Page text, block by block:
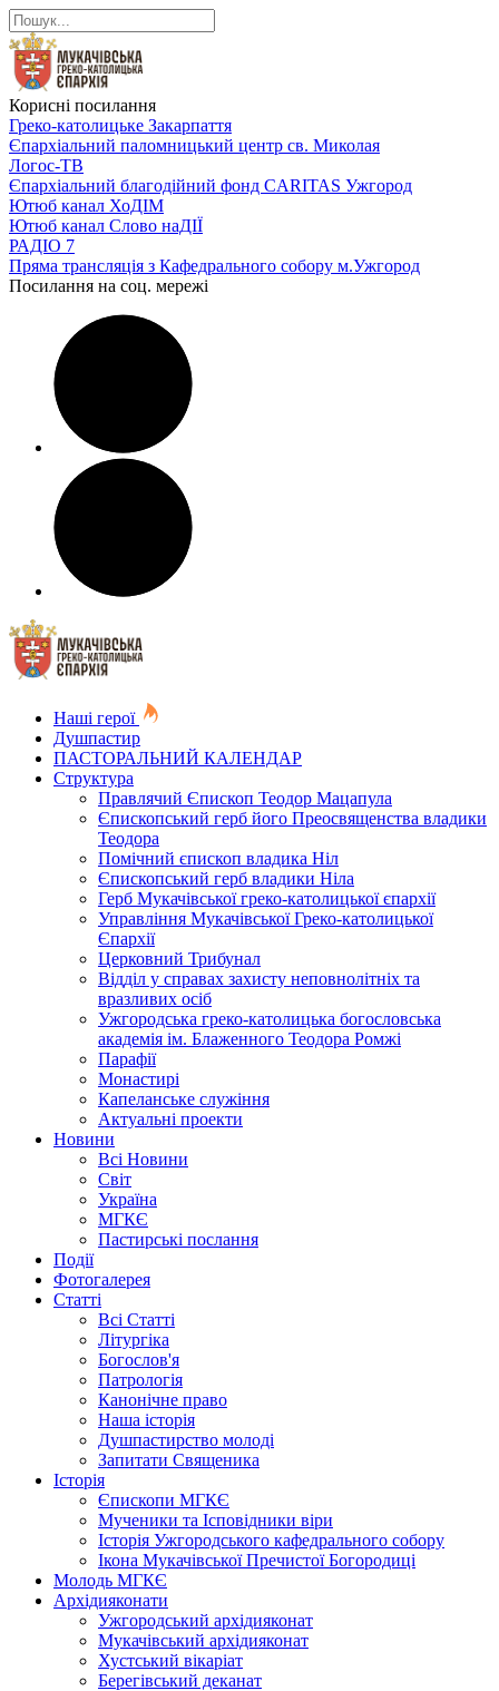
Корисні посилання
Греко-католицьке Закарпаття
Єпархіальний паломницький центр св. Миколая
Логос-ТВ
Єпархіальний благодійний фонд CARITAS Ужгород
Ютюб канал ХоДІМ
Ютюб канал Слово наДІЇ
РАДІО 7
Пряма трансляція з Кафедрального собору м.Ужгород
Посилання на соц. мережі
Наші герої
Душпастир
ПАСТОРАЛЬНИЙ КАЛЕНДАР
Структура
Правлячий Єпископ Теодор Мацапула
Єпископський герб його Преосвященства владики
Теодора
Помічний єпископ владика Ніл
Єпископський герб владики Ніла
Герб Мукачівської греко-католицької єпархії
Управління Мукачівської Греко-католицької
Єпархії
Церковний Трибунал
Відділ у справах захисту неповнолітніх та
вразливих осіб
Ужгородська греко-католицька богословська
академія ім. Блаженного Теодора Ромжі
Парафії
Монастирі
Капеланське служіння
Актуальні проекти
Новини
Всі Новини
Світ
Україна
МГКЄ
Пастирські послання
Події
Фотогалерея
Статті
Всі Статті
Літургіка
Богослов'я
Патрологія
Канонічне право
Наша історія
Душпастирство молоді
Запитати Священика
Історія
Єпископи МГКЄ
Мученики та Ісповідники віри
Історія Ужгородського кафедрального собору
Ікона Мукачівської Пречистої Богородиці
Молодь МГКЄ
Архідияконати
Ужгородський архідияконат
Мукачівський архідияконат
Хустський вікаріат
Берегівський деканат